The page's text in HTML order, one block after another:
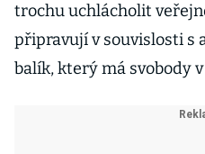
trochu uchlácholit
připravují v souvislosti s
balík, který má svobody